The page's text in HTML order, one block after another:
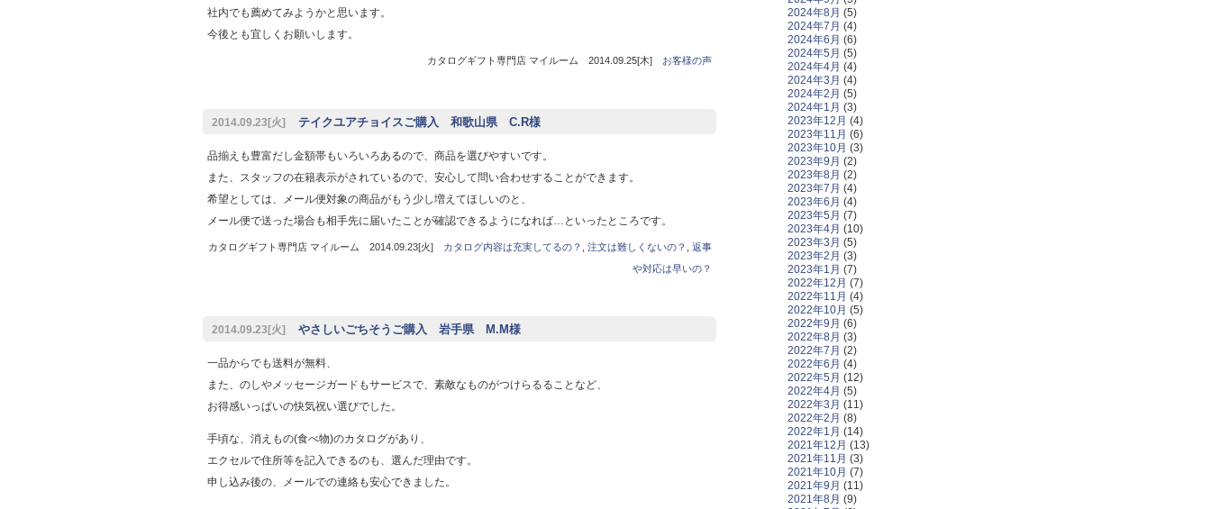
社内でも薦めてみようかと思います。
今後とも宜しくお願いします。
カタログギフト専門店 マイルーム 2014.09.25[木] お客様の声
2014.09.23[火] テイクユアチョイスご購入 和歌山県 C.R様
品揃えも豊富だし金額帯もいろいろあるので、商品を選びやすいです。
また、スタッフの在籍表示がされているので、安心して問い合わせすることができます。
希望としては、メール便対象の商品がもう少し増えてほしいのと、
メール便で送った場合も相手先に届いたことが確認できるようになれば…といったところです。
カタログギフト専門店 マイルーム 2014.09.23[火] カタログ内容は充実してるの？ 注文は難しくないの？
返事
や対応は早いの？
2014.09.23[火] やさしいごちそうご購入 岩手県 M.M様
一品からでも送料が無料、
また、のしやメッセージガードもサービスで、素敵なものがつけらるることなど、
お得感いっぱいの快気祝い選びでした。
手頃な、消えもの(食べ物)のカタログがあり、
エクセルで住所等を記入できるのも、選んだ理由です。
申し込み後の、メールでの連絡も安心できました。
2024年8月 (5)
2024年7月 (4)
2024年6月 (6)
2024年5月 (5)
2024年4月 (4)
2024年3月 (4)
2024年2月 (5)
2024年1月 (3)
2023年12月 (4)
2023年11月 (6)
2023年10月 (3)
2023年9月 (2)
2023年8月 (2)
2023年7月 (4)
2023年6月 (4)
2023年5月 (7)
2023年4月 (10)
2023年3月 (5)
2023年2月 (3)
2023年1月 (7)
2022年12月 (7)
2022年11月 (4)
2022年10月 (5)
2022年9月 (6)
2022年8月 (3)
2022年7月 (2)
2022年6月 (4)
2022年5月 (12)
2022年4月 (5)
2022年3月 (11)
2022年2月 (8)
2022年1月 (14)
2021年12月 (13)
2021年11月 (3)
2021年10月 (7)
2021年9月 (11)
2021年8月 (9)